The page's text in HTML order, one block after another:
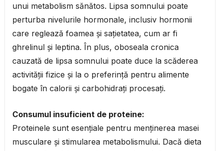
unui metabolism sănătos. Lipsa somnului poate
perturba nivelurile hormonale, inclusiv hormonii
care reglează foamea și sațietatea, cum ar fi
ghrelinul și leptina. În plus, oboseala cronica
cauzată de lipsa somnului poate duce la scăderea
activității fizice și la o preferință pentru alimente
bogate în calorii și carbohidrați procesați.
Consumul insuficient de proteine:
Proteinele sunt esențiale pentru menținerea masei
musculare și stimularea metabolismului. Dacă dieta